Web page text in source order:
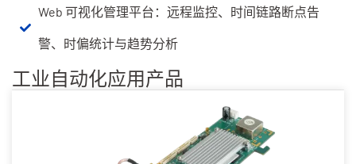
Web 可视化管理平台：远程监控、时间链路断点告
警、时偏统计与趋势分析
工业自动化应用产品